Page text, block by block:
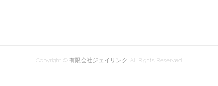
Copyright © 有限会社ジェイリンク. All Rights Reserved.